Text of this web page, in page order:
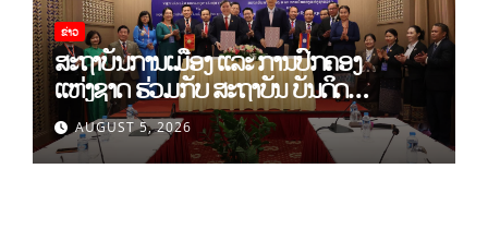
ຂ່າວ
ສະຖາບັນການເມືອງ ແລະ ການປົກຄອງ
ແຫ່ງຊາດ ຮ່ວມກັບ ສະຖາບັນ ບັນດິດ
ວິທະຍາສາດສັງຄົມ ຫວຽດນາມ ເຊັນບົດບັນທຶກ
ການຮ່ວມມືທາງດ້ານວິທະຍາສາດ (2026-
2030)
AUGUST 5, 2026